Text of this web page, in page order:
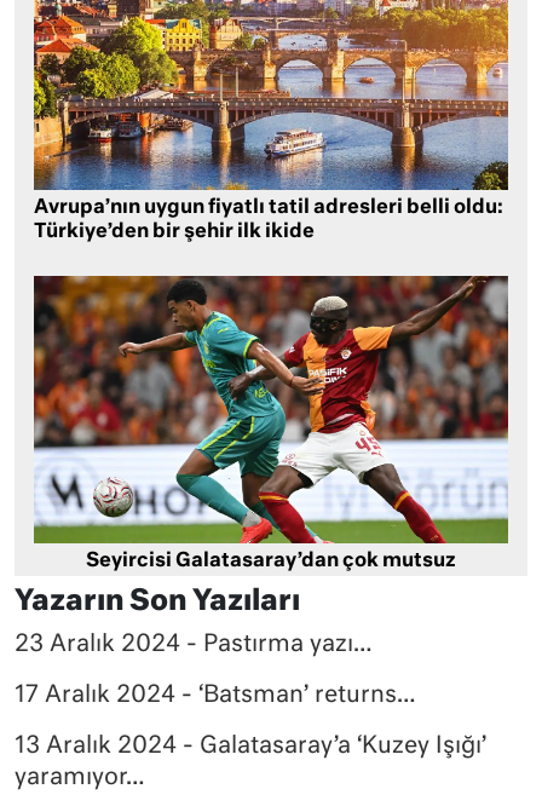
Avrupa’nın uygun fiyatlı tatil adresleri belli oldu:
Türkiye’den bir şehir ilk ikide
Seyircisi Galatasaray’dan çok mutsuz
Yazarın Son Yazıları
23 Aralık 2024 - Pastırma yazı…
17 Aralık 2024 - ‘Batsman’ returns…
13 Aralık 2024 - Galatasaray’a ‘Kuzey Işığı’
yaramıyor…